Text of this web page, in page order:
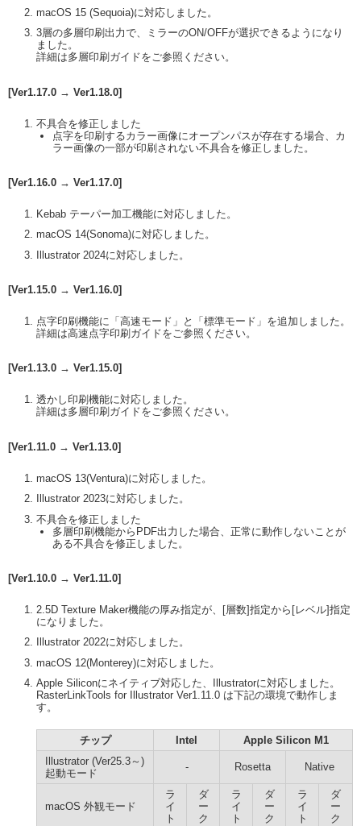
macOS 15 (Sequoia)に対応しました。
3層の多層印刷出力で、ミラーのON/OFFが選択できるようになり
ました。
詳細は多層印刷ガイドをご参照ください。
[Ver1.17.0 → Ver1.18.0]
不具合を修正しました
点字を印刷するカラー画像にオープンパスが存在する場合、カ
ラー画像の一部が印刷されない不具合を修正しました。
[Ver1.16.0 → Ver1.17.0]
Kebab テーパー加工機能に対応しました。
macOS 14(Sonoma)に対応しました。
Illustrator 2024に対応しました。
[Ver1.15.0 → Ver1.16.0]
点字印刷機能に「高速モード」と「標準モード」を追加しました。
詳細は高速点字印刷ガイドをご参照ください。
[Ver1.13.0 → Ver1.15.0]
透かし印刷機能に対応しました。
詳細は多層印刷ガイドをご参照ください。
[Ver1.11.0 → Ver1.13.0]
macOS 13(Ventura)に対応しました。
Illustrator 2023に対応しました。
不具合を修正しました
多層印刷機能からPDF出力した場合、正常に動作しないことが
ある不具合を修正しました。
[Ver1.10.0 → Ver1.11.0]
2.5D Texture Maker機能の厚み指定が、[層数]指定から[レベル]指定
になりました。
Illustrator 2022に対応しました。
macOS 12(Monterey)に対応しました。
Apple Siliconにネイティブ対応した、Illustratorに対応しました。
RasterLinkTools for Illustrator Ver1.11.0 は下記の環境で動作しま
す。
チップ Intel
Apple Silicon M1
Illustrator (Ver25.3～)
起動モード
- Rosetta Native
macOS 外観モード
ラ
イ
ト
ダ
ー
ク
ラ
イ
ト
ダ
ー
ク
ラ
イ
ト
ダ
ー
ク